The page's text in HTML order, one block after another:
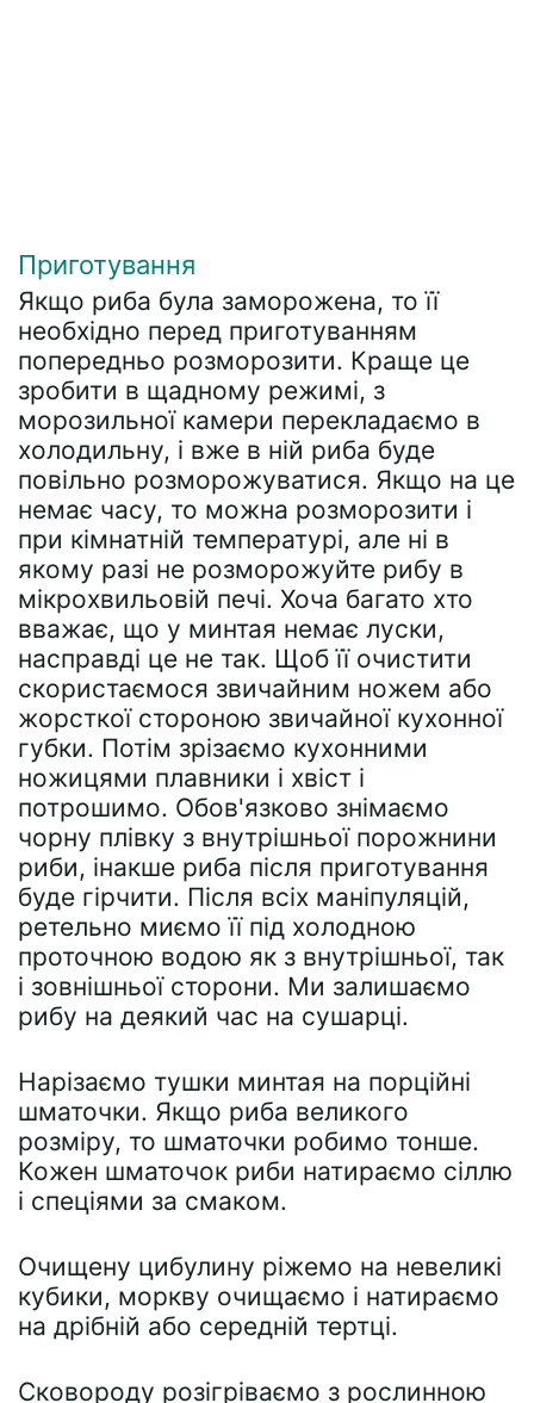
Приготування
Якщо риба була заморожена, то її
необхідно перед приготуванням
попередньо розморозити. Краще це
зробити в щадному режимі, з
морозильної камери перекладаємо в
холодильну, і вже в ній риба буде
повільно розморожуватися. Якщо на це
немає часу, то можна розморозити і
при кімнатній температурі, але ні в
якому разі не розморожуйте рибу в
мікрохвильовій печі. Хоча багато хто
вважає, що у минтая немає луски,
насправді це не так. Щоб її очистити
скористаємося звичайним ножем або
жорсткої стороною звичайної кухонної
губки. Потім зрізаємо кухонними
ножицями плавники і хвіст і
потрошимо. Обов'язково знімаємо
чорну плівку з внутрішньої порожнини
риби, інакше риба після приготування
буде гірчити. Після всіх маніпуляцій,
ретельно миємо її під холодною
проточною водою як з внутрішньої, так
і зовнішньої сторони. Ми залишаємо
рибу на деякий час на сушарці.
Нарізаємо тушки минтая на порційні
шматочки. Якщо риба великого
розміру, то шматочки робимо тонше.
Кожен шматочок риби натираємо сіллю
і спеціями за смаком.
Очищену цибулину ріжемо на невеликі
кубики, моркву очищаємо і натираємо
на дрібній або середній тертці.
Сковороду розігріваємо з рослинною